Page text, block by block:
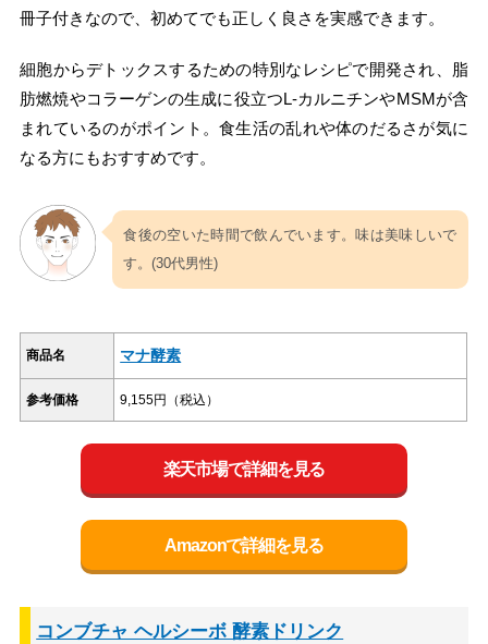
冊子付きなので、初めてでも正しく良さを実感できます。
細胞からデトックスするための特別なレシピで開発され、脂
肪燃焼やコラーゲンの生成に役立つL-カルニチンやMSMが含
まれているのがポイント。食生活の乱れや体のだるさが気に
なる方にもおすすめです。
食後の空いた時間で飲んでいます。味は美味しいで
す。(30代男性)
商品名 マナ酵素
参考価格 9,155円（税込）
楽天市場で詳細を見る
Amazonで詳細を見る
コンブチャ ヘルシーボ 酵素ドリンク